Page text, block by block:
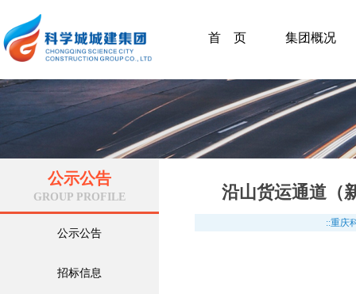
首 页 集团概况
公示公告
GROUP PROFILE
公示公告
招标信息
沿山货运通道（
::重庆